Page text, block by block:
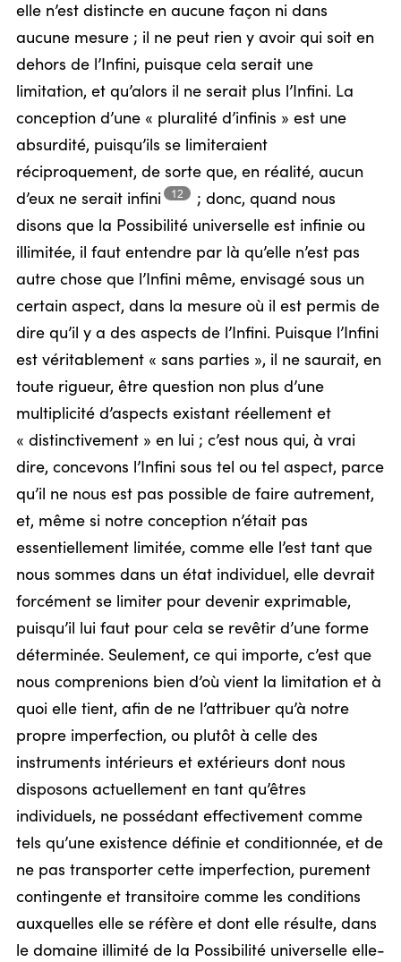
elle n’est distincte en aucune façon ni dans
aucune mesure ; il ne peut rien y avoir qui soit en
dehors de l’Infini, puisque cela serait une
limitation, et qu’alors il ne serait plus l’Infini. La
conception d’une « pluralité d’infinis » est une
absurdité, puisqu’ils se limiteraient
réciproquement, de sorte que, en réalité, aucun
d’eux ne serait infini 12 ; donc, quand nous
disons que la Possibilité universelle est infinie ou
illimitée, il faut entendre par là qu’elle n’est pas
autre chose que l’Infini même, envisagé sous un
certain aspect, dans la mesure où il est permis de
dire qu’il y a des aspects de l’Infini. Puisque l’Infini
est véritablement « sans parties », il ne saurait, en
toute rigueur, être question non plus d’une
multiplicité d’aspects existant réellement et
« distinctivement » en lui ; c’est nous qui, à vrai
dire, concevons l’Infini sous tel ou tel aspect, parce
qu’il ne nous est pas possible de faire autrement,
et, même si notre conception n’était pas
essentiellement limitée, comme elle l’est tant que
nous sommes dans un état individuel, elle devrait
forcément se limiter pour devenir exprimable,
puisqu’il lui faut pour cela se revêtir d’une forme
déterminée. Seulement, ce qui importe, c’est que
nous comprenions bien d’où vient la limitation et à
quoi elle tient, afin de ne l’attribuer qu’à notre
propre imperfection, ou plutôt à celle des
instruments intérieurs et extérieurs dont nous
disposons actuellement en tant qu’êtres
individuels, ne possédant effectivement comme
tels qu’une existence définie et conditionnée, et de
ne pas transporter cette imperfection, purement
contingente et transitoire comme les conditions
auxquelles elle se réfère et dont elle résulte, dans
le domaine illimité de la Possibilité universelle elle-